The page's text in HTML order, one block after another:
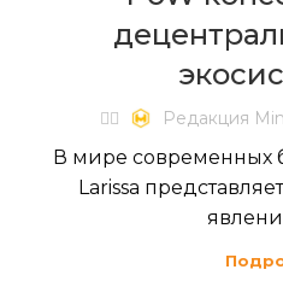
✍🏻 Редакция
В мире современных
Larissa